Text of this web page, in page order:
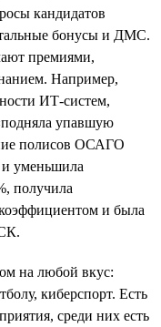
кандидатов
бонусы и ДМС.
премиями,
Например,
ИТ-систем,
упавшую
полисов ОСАГО
уменьшила
получила
и была
на любой вкус:
киберспорт. Есть
среди них есть